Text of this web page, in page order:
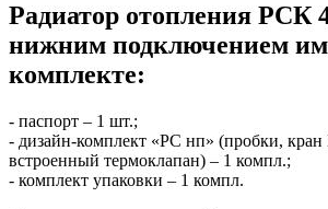
Радиатор отопления РСК
нижним подключением
комплекте:
- паспорт – 1 шт.;
- дизайн-комплект «РС нп» (пробки, кран
встроенный термоклапан) – 1 компл.;
- комплект упаковки – 1 компл.